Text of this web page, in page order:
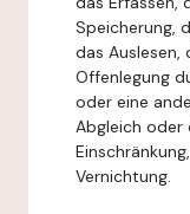
Speicherung,
das Auslesen,
Offenlegung
oder eine
Abgleich oder
Vernichtung.